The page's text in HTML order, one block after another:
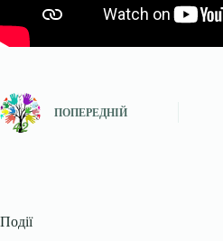
ПОПЕРЕДНІЙ
Події